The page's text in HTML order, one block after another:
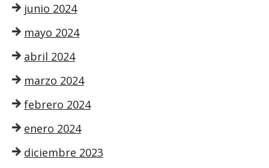
junio 2024
mayo 2024
abril 2024
marzo 2024
febrero 2024
enero 2024
diciembre 2023